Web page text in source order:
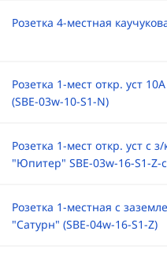
Розетка 4-местная
Розетка 1-мест откр. уст
(SBE-03w-10-S1-N)
Розетка 1-мест откр. уст с
"Юпитер" SBE-03w-16-S1-Z-c
Розетка 1-местная с
"Сатурн" (SBE-04w-16-S1-Z)